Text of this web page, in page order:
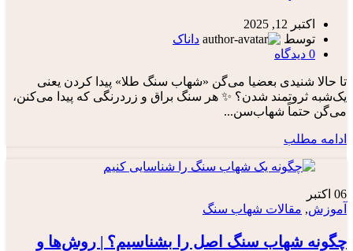
اکتبر 12, 2025
توسط
داناک
0 دیدگاه
تا حالا شنیدی بعضیا می‌گن «شهاب سنگ طلا» پیدا کردن یعنی
یک‌شبه ثروتمند شدن؟ ✨ هر سنگ براق و زردرنگی که پیدا می‌کنن،
می‌گن حتماً شهاب‌سن...
ادامه مطلب
06 اکتبر
آموزش, مقالات شهاب سنگ
چگونه شهاب‌ سنگ اصل را بشناسیم؟ | روش‌ها و